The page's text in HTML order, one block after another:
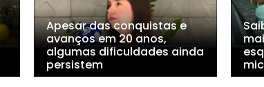
Apesar das conquistas e
avanços em 20 anos,
algumas dificuldades ainda
persistem